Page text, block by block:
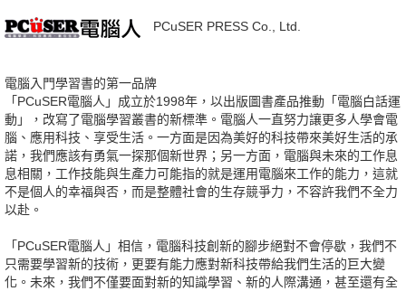
PCuSER PRESS Co., Ltd.
電腦入門學習書的第一品牌
「PCuSER電腦人」成立於1998年，以出版圖書產品推動「電腦白話運
動」，改寫了電腦學習叢書的新標準。電腦人一直努力讓更多人學會電
腦、應用科技、享受生活。一方面是因為美好的科技帶來美好生活的承
諾，我們應該有勇氣一探那個新世界；另一方面，電腦與未來的工作息
息相關，工作技能與生產力可能指的就是運用電腦來工作的能力，這就
不是個人的幸福與否，而是整體社會的生存競爭力，不容許我們不全力
以赴。
「PCuSER電腦人」相信，電腦科技創新的腳步絕對不會停歇，我們不
只需要學習新的技術，更要有能力應對新科技帶給我們生活的巨大變
化。未來，我們不僅要面對新的知識學習、新的人際溝通，甚至還有全